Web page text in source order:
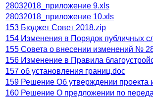
28032018_приложение 9.xls
28032018_приложение 10.xls
153 Бюджет Совет 2018.zip
154 Изменения в Порядок публичных
155 Совета о внесении изменений №
156 Изменение в Правила
157 об установления границ.doc
159 Решение Об утверждении проекта
160 Решение О предложении по